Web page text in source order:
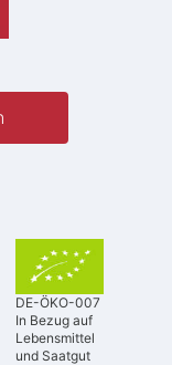
DE-ÖKO-007
In Bezug auf
Lebensmittel
und Saatgut